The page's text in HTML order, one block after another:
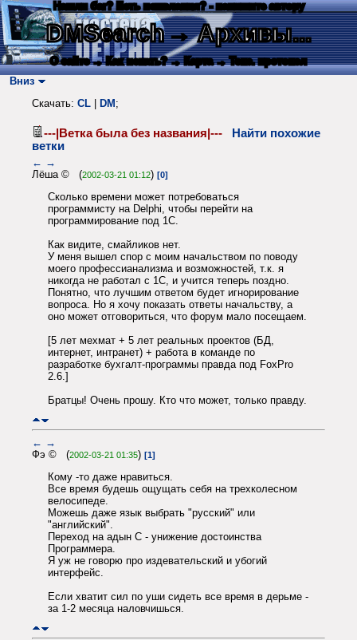
Нашли баг? Есть пожелания? - напишите автору
DMSearch→ Архивы...
О сайте → Как искать? → Карта → Текс. протокол
Вниз
Скачать: CL DM ;
---|Ветка была без названия|---
Найти похожие
ветки
← →
Лёша © (2002-03-21 01:12) [0]
Сколько времени может потребоваться
программисту на Delphi, чтобы перейти на
программирование под 1С.
Как видите, смайликов нет.
У меня вышел спор с моим начальством по поводу
моего профессианализма и возможностей, т.к. я
никогда не работал с 1С, и учится теперь поздно.
Понятно, что лучшим ответом будет игнорирование
вопроса. Но я хочу показать ответы начальству, а
оно может отговориться, что форум мало посещаем.
[5 лет мехмат + 5 лет реальных проектов (БД,
интернет, интранет) + работа в команде по
разработке бухгалт-программы правда под FoxPro
2.6.]
Братцы! Очень прошу. Кто что может, только правду.
← →
Фэ © (2002-03-21 01:35) [1]
Кому -то даже нравиться.
Все время будешь ощущать себя на трехколесном
велосипеде.
Можешь даже язык выбрать "русский" или
"английский".
Переход на адын С - унижение достоинства
Программера.
Я уж не говорю про издевательский и убогий
интерфейс.
Если хватит сил по уши сидеть все время в дерьме -
за 1-2 месяца наловчишься.